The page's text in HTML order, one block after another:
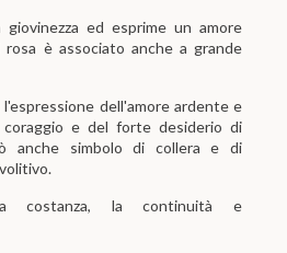
giovinezza ed esprime un amore
è associato anche a grande
dell'amore ardente e
coraggio e del forte desiderio di
anche simbolo di collera e di
la costanza, la continuità e